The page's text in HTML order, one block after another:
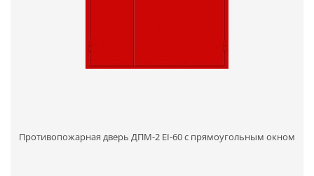
Противопожарная дверь ДПМ-2 EI-60 с прямоугольным окном